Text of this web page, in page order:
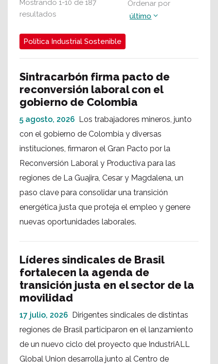
Mostrando 1-10 de 187
resultados
Ordenar por
último
Política Industrial Sostenible
Sintracarbón firma pacto de
reconversión laboral con el
gobierno de Colombia
5 agosto, 2026 Los trabajadores mineros, junto
con el gobierno de Colombia y diversas
instituciones, firmaron el Gran Pacto por la
Reconversión Laboral y Productiva para las
regiones de La Guajira, Cesar y Magdalena, un
paso clave para consolidar una transición
energética justa que proteja el empleo y genere
nuevas oportunidades laborales.
Líderes sindicales de Brasil
fortalecen la agenda de
transición justa en el sector de la
movilidad
17 julio, 2026 Dirigentes sindicales de distintas
regiones de Brasil participaron en el lanzamiento
de un nuevo ciclo del proyecto que IndustriALL
Global Union desarrolla junto al Centro de